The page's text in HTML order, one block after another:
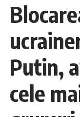
Putin,
cele